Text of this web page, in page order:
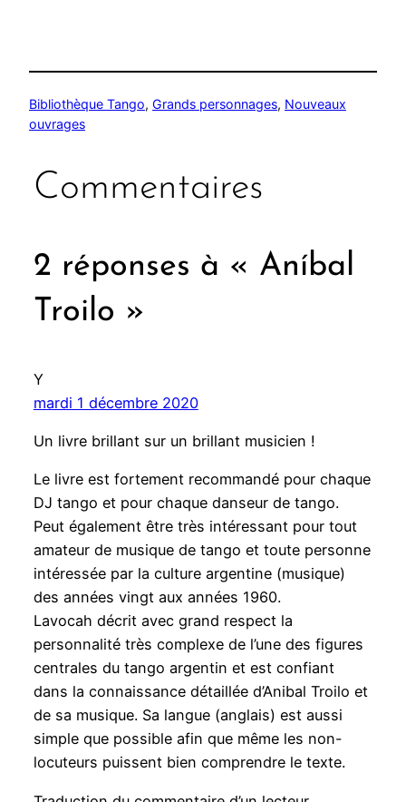
Bibliothèque Tango, Grands personnages, Nouveaux
ouvrages
Commentaires
2 réponses à « Aníbal
Troilo »
Y
mardi 1 décembre 2020
Un livre brillant sur un brillant musicien !
Le livre est fortement recommandé pour chaque
DJ tango et pour chaque danseur de tango.
Peut également être très intéressant pour tout
amateur de musique de tango et toute personne
intéressée par la culture argentine (musique)
des années vingt aux années 1960.
Lavocah décrit avec grand respect la
personnalité très complexe de l’une des figures
centrales du tango argentin et est confiant
dans la connaissance détaillée d’Anibal Troilo et
de sa musique. Sa langue (anglais) est aussi
simple que possible afin que même les non-
locuteurs puissent bien comprendre le texte.